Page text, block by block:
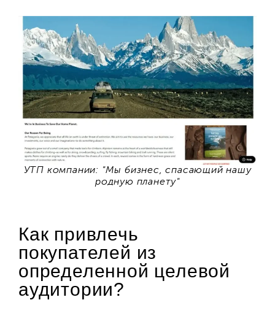
УТП компании: "Мы бизнес, спасающий нашу
родную планету"
Как привлечь
покупателей из
определенной целевой
аудитории?